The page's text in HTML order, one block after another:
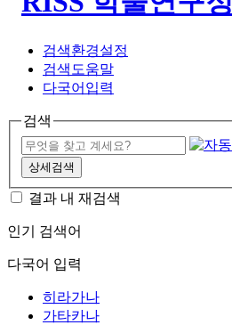
검색환경설정
검색도움말
다국어입력
검색
상세검색
결과 내 재검색
인기 검색어
다국어 입력
히라가나
가타카나